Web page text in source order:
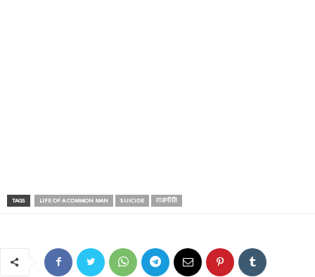
TAGS LIFE OF A COMMON MAN SUICIDE राजनीति